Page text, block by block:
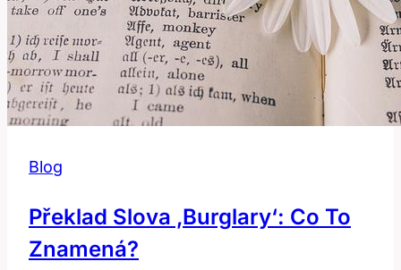
Blog
Překlad Slova ‚burglary‘: Co To
Znamená?